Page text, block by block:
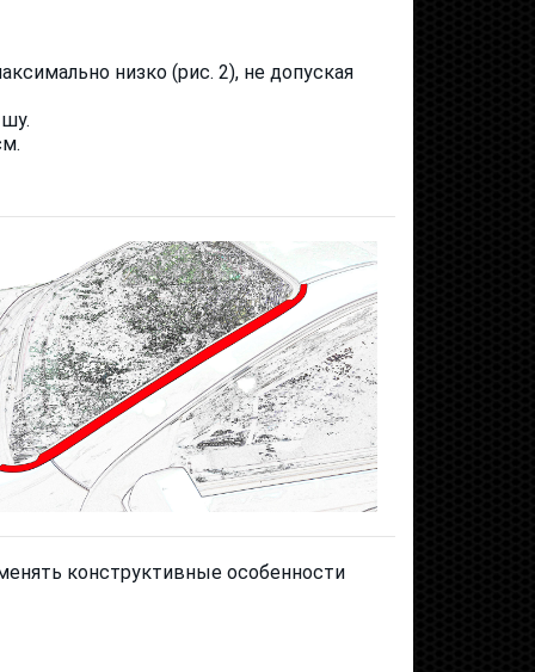
низко (рис. 2), не допуская
конструктивные особенности